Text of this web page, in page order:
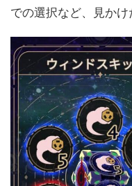
での選択など、見かけ